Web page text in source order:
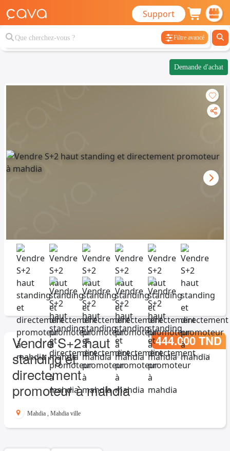
Support
Filtre avancé
Demande d'achat
Vendre S+2 haut
standing et
directement
promoteur à mahdia
444.000 TND
3/26/26, 2:16 PM
Mahdia , Mahdia ville